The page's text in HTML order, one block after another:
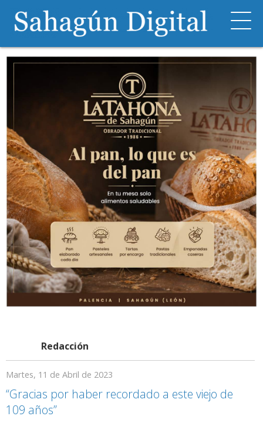
Redacción
Martes, 11 de Abril de 2023
“Gracias por haber recordado a este viejo de
109 años”